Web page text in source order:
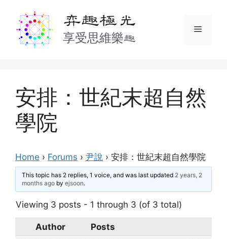
content
弈趣極光
享受思維樂趣
Menu
安排：世紀末超自然
學院
Home › Forums › 尹說 › 安排：世紀末超自然學院
This topic has 2 replies, 1 voice, and was last updated 2 years, 2
months ago byejsoon.
Viewing 3 posts - 1 through 3 (of 3 total)
Author
Posts